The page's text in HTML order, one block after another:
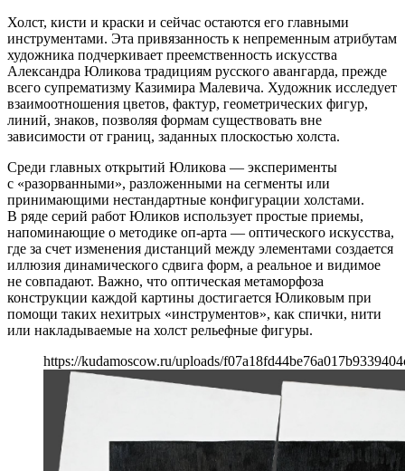
Холст, кисти и краски и сейчас остаются его главными
инструментами. Эта привязанность к непременным атрибутам
художника подчеркивает преемственность искусства
Александра Юликова традициям русского авангарда, прежде
всего супрематизму Казимира Малевича. Художник исследует
взаимоотношения цветов, фактур, геометрических фигур,
линий, знаков, позволяя формам существовать вне
зависимости от границ, заданных плоскостью холста.
Среди главных открытий Юликова — эксперименты
с «разорванными», разложенными на сегменты или
принимающими нестандартные конфигурации холстами.
В ряде серий работ Юликов использует простые приемы,
напоминающие о методике оп-арта — оптического искусства,
где за счет изменения дистанций между элементами создается
иллюзия динамического сдвига форм, а реальное и видимое
не совпадают. Важно, что оптическая метаморфоза
конструкции каждой картины достигается Юликовым при
помощи таких нехитрых «инструментов», как спички, нити
или накладываемые на холст рельефные фигуры.
https://kudamoscow.ru/uploads/